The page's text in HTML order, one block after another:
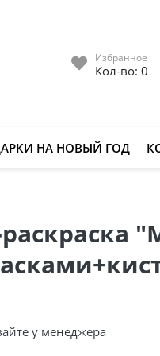
Избранное
Кол-во: 0
НА НОВЫЙ ГОД
раскраска
у менеджера